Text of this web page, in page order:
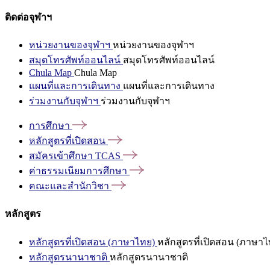
ติดต่อจุฬาฯ
หน่วยงานของจุฬาฯ หน่วยงานของจุฬาฯ
สมุดโทรศัพท์ออนไลน์ สมุดโทรศัพท์ออนไลน์
Chula Map Chula Map
แผนที่และการเดินทาง แผนที่และการเดินทาง
ร่วมงานกับจุฬาฯ ร่วมงานกับจุฬาฯ
การศึกษา
หลักสูตรที่เปิดสอน
สมัครเข้าศึกษา TCAS
ค่าธรรมเนียมการศึกษา
คณะและสำนักวิชา
หลักสูตร
หลักสูตรที่เปิดสอน (ภาษาไทย) หลักสูตรที่เปิดสอน (ภาษาไ
หลักสูตรนานาชาติ หลักสูตรนานาชาติ